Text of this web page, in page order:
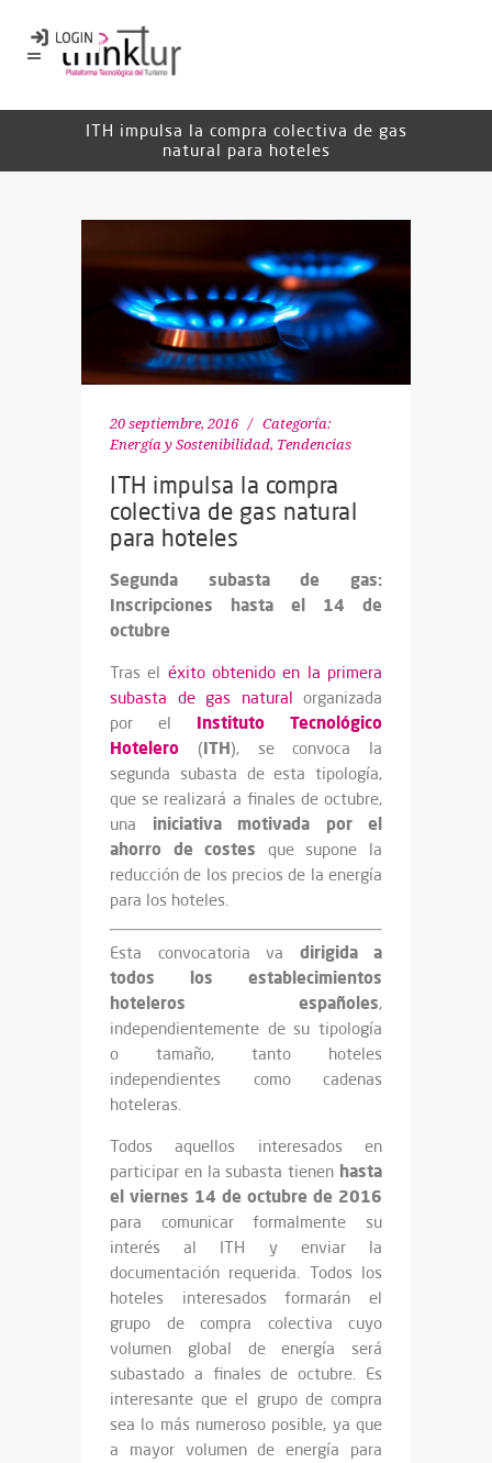
ITH impulsa la compra colectiva de gas
natural para hoteles
20 septiembre, 2016
Categoría:
Energía y Sostenibilidad, Tendencias
ITH impulsa la compra
colectiva de gas natural
para hoteles
Segunda subasta de gas:
Inscripciones hasta el 14 de
octubre
Tras el éxito obtenido en la primera
subasta de gas natural organizada
por el Instituto Tecnológico
Hotelero (ITH), se convoca la
segunda subasta de esta tipología,
que se realizará a finales de octubre,
una iniciativa motivada por el
ahorro de costes que supone la
reducción de los precios de la energía
para los hoteles.
Esta convocatoria va dirigida a
todos los establecimientos
hoteleros españoles,
independientemente de su tipología
o tamaño, tanto hoteles
independientes como cadenas
hoteleras.
Todos aquellos interesados en
participar en la subasta tienen hasta
el viernes 14 de octubre de 2016
para comunicar formalmente su
interés al ITH y enviar la
documentación requerida. Todos los
hoteles interesados formarán el
grupo de compra colectiva cuyo
volumen global de energía será
subastado a finales de octubre. Es
interesante que el grupo de compra
sea lo más numeroso posible, ya que
a mayor volumen de energía para